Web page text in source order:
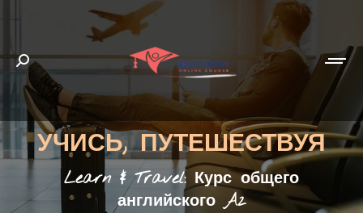
Search:
УЧИСЬ, ПУТЕШЕСТВУЯ
Learn & Travel: Курс общего
английского A2
You are here: